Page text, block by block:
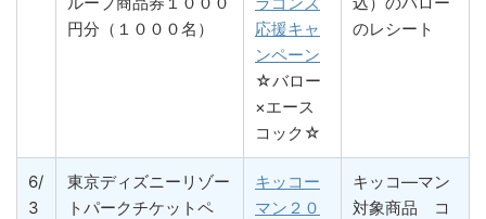
円分（１０００名）
応援キャ
ンペーン
☆バロー
×エース
コック☆
のレシート
6/
3
東京ディズニーリゾー
トパークチケットペ
キッコー
マン２０
キッコ―マン
対象商品 コ